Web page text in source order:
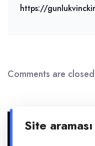
https://
Comments are
Site araması